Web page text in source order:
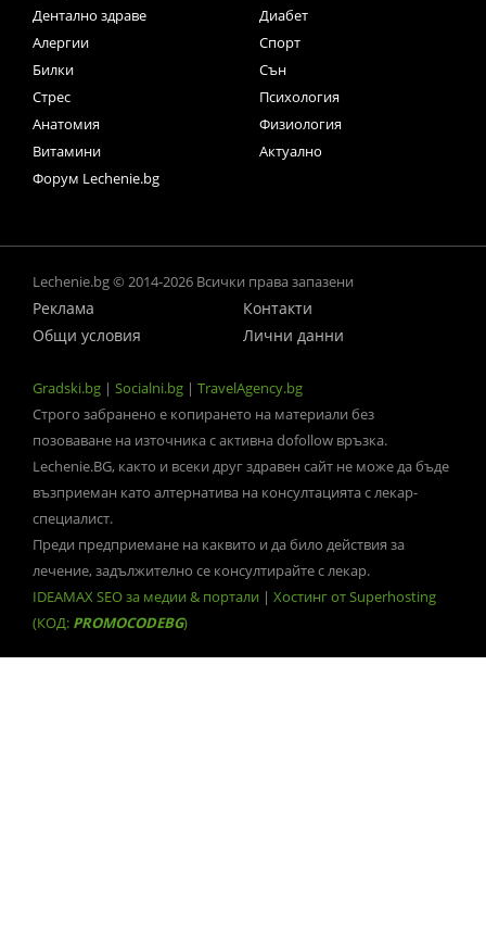
Дентално здраве
Диабет
Алергии
Спорт
Билки
Сън
Стрес
Психология
Анатомия
Физиология
Витамини
Актуално
Форум Lechenie.bg
Lechenie.bg © 2014-2026 Всички права запазени
Реклама
Контакти
Общи условия
Лични данни
Gradski.bg | Socialni.bg | TravelAgency.bg
Строго забранено е копирането на материали без
позоваване на източника с активна dofollow връзка.
Lechenie.BG, както и всеки друг здравен сайт не може да бъде
възприеман като алтернатива на консултацията с лекар-
специалист.
Преди предприемане на каквито и да било действия за
лечение, задължително се консултирайте с лекар.
IDEAMAX SEO за медии & портали | Хостинг от Superhosting
(КОД: PROMOCODEBG)